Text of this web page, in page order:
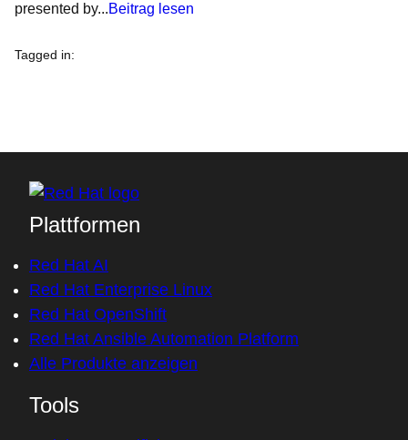
presented by...Beitrag lesen
Tagged in:
Plattformen
Red Hat AI
Red Hat Enterprise Linux
Red Hat OpenShift
Red Hat Ansible Automation Platform
Alle Produkte anzeigen
Tools